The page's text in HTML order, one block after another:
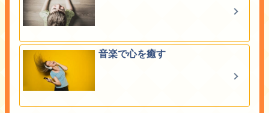
音楽で心を癒す